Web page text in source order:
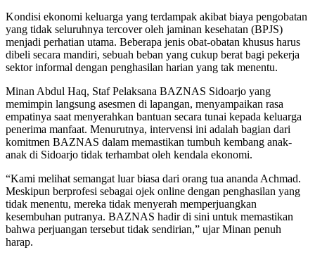
Kondisi ekonomi keluarga yang terdampak akibat biaya pengobatan
yang tidak seluruhnya tercover oleh jaminan kesehatan (BPJS)
menjadi perhatian utama. Beberapa jenis obat-obatan khusus harus
dibeli secara mandiri, sebuah beban yang cukup berat bagi pekerja
sektor informal dengan penghasilan harian yang tak menentu.
Minan Abdul Haq, Staf Pelaksana BAZNAS Sidoarjo yang
memimpin langsung asesmen di lapangan, menyampaikan rasa
empatinya saat menyerahkan bantuan secara tunai kepada keluarga
penerima manfaat. Menurutnya, intervensi ini adalah bagian dari
komitmen BAZNAS dalam memastikan tumbuh kembang anak-
anak di Sidoarjo tidak terhambat oleh kendala ekonomi.
“Kami melihat semangat luar biasa dari orang tua ananda Achmad.
Meskipun berprofesi sebagai ojek online dengan penghasilan yang
tidak menentu, mereka tidak menyerah memperjuangkan
kesembuhan putranya. BAZNAS hadir di sini untuk memastikan
bahwa perjuangan tersebut tidak sendirian,” ujar Minan penuh
harap.